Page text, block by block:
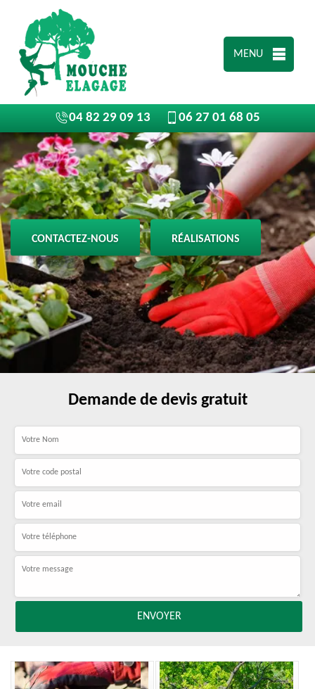
MENU
04 82 29 09 13 06 27 01 68 05
CONTACTEZ-NOUS RÉALISATIONS
Demande de devis gratuit